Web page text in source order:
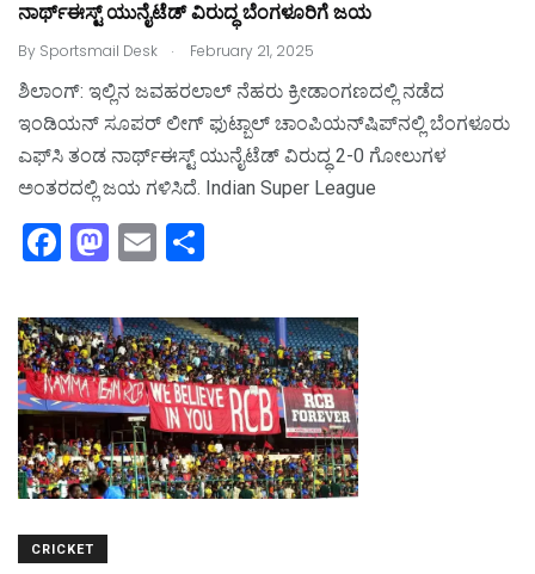
ನಾರ್ಥ್‌ಈಸ್ಟ್‌ ಯುನೈಟೆಡ್‌ ವಿರುದ್ಧ ಬೆಂಗಳೂರಿಗೆ ಜಯ
By Sportsmail Desk . February 21, 2025
ಶಿಲಾಂಗ್‌: ಇಲ್ಲಿನ ಜವಹರಲಾಲ್‌ ನೆಹರು ಕ್ರೀಡಾಂಗಣದಲ್ಲಿ ನಡೆದ
ಇಂಡಿಯನ್‌ ಸೂಪರ್‌ ಲೀಗ್‌ ಫುಟ್ಬಾಲ್‌ ಚಾಂಪಿಯನ್‌ಷಿಪ್‌ನಲ್ಲಿ ಬೆಂಗಳೂರು
ಎಫ್‌ಸಿ ತಂಡ ನಾರ್ಥ್‌ಈಸ್ಟ್‌ ಯುನೈಟೆಡ್‌ ವಿರುದ್ಧ 2-0 ಗೋಲುಗಳ
ಅಂತರದಲ್ಲಿ ಜಯ ಗಳಿಸಿದೆ. Indian Super League
F
a
c
e
b
o
o
k
M
a
st
o
d
o
n
E
m
ai
l
ar
e
CRICKET